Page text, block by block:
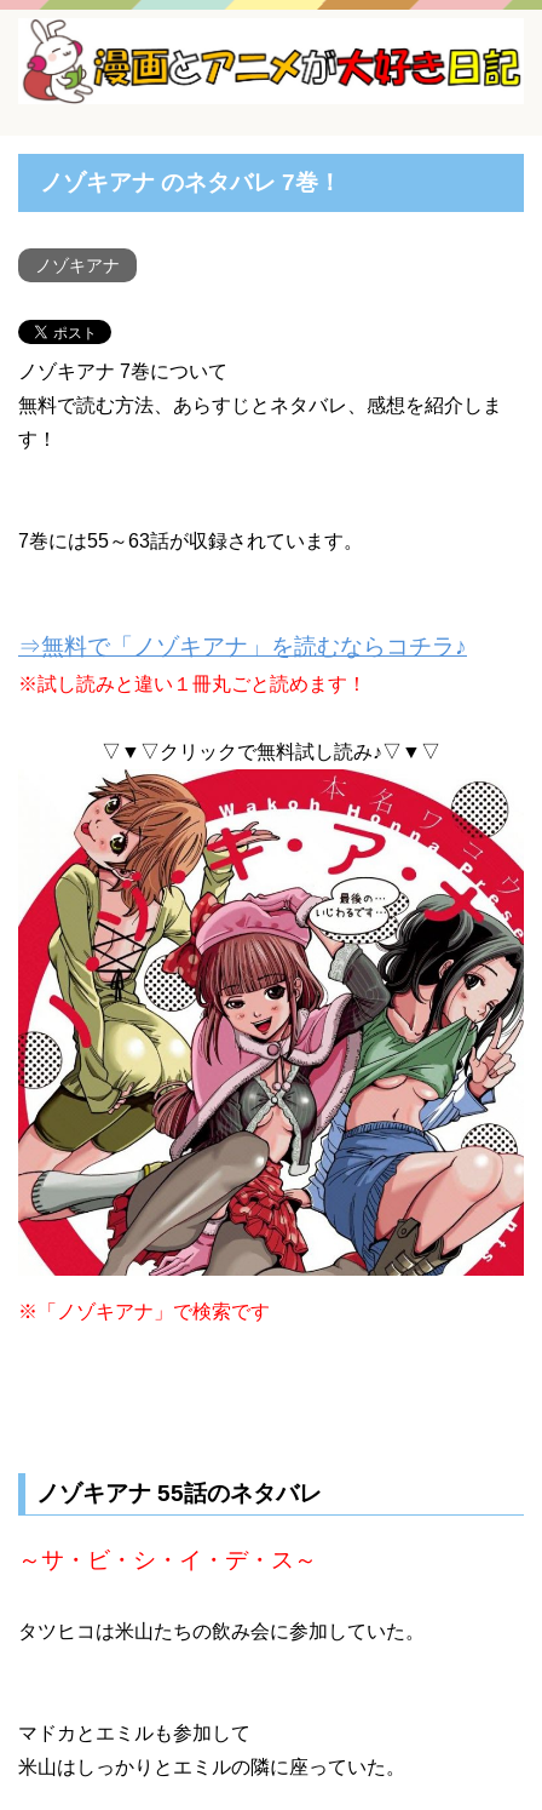
ノゾキアナ のネタバレ 7巻！
ノゾキアナ
ノゾキアナ 7巻について
無料で読む方法、あらすじとネタバレ、感想を紹介しま
す！
7巻には55～63話が収録されています。
⇒無料で「ノゾキアナ」を読むならコチラ♪
※試し読みと違い１冊丸ごと読めます！
▽▼▽クリックで無料試し読み♪▽▼▽
※「ノゾキアナ」で検索です
ノゾキアナ 55話のネタバレ
～サ・ビ・シ・イ・デ・ス～
タツヒコは米山たちの飲み会に参加していた。
マドカとエミルも参加して
米山はしっかりとエミルの隣に座っていた。